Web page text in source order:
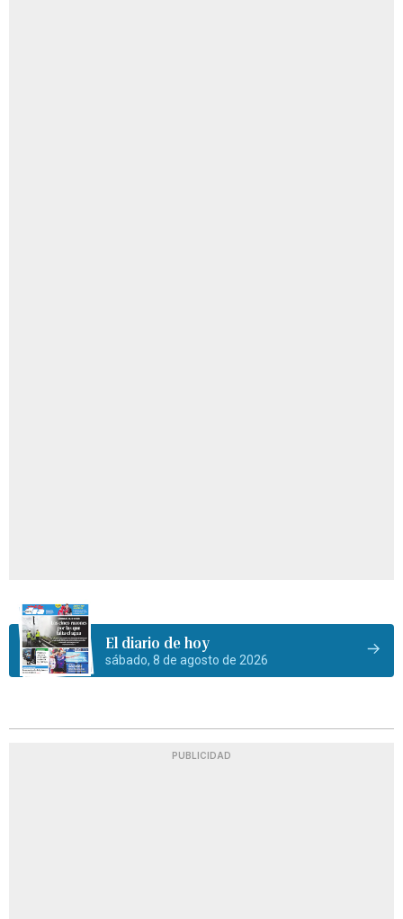
El diario de hoy
sábado, 8 de agosto de 2026
PUBLICIDAD